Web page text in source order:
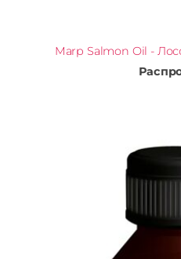
Marp Salmon Oil -